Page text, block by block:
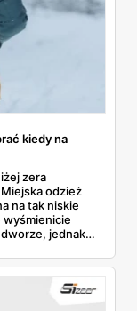
kiedy na
zera
odzież
na tak niskie
wyśmienicie
jednak